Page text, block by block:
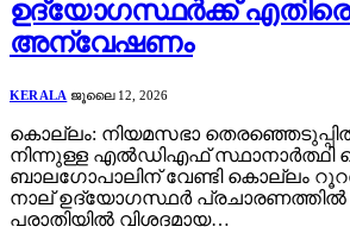
ഉദ്യോഗസ്ഥർക്ക് എതിരെ
അന്വേഷണം
KERALA ജൂലൈ 12, 2026
കൊല്ലം: നിയമസഭാ
നിന്നുള്ള എൽഡിഎഫ് സ്ഥാനാർത്ഥി
ബാലഗോപാലിന് വേണ്ടി കൊല്ലം
നാല് ഉദ്യോഗസ്ഥർ പ്രചാരണത്തിൽ
പരാതിയിൽ വിശദമായ…